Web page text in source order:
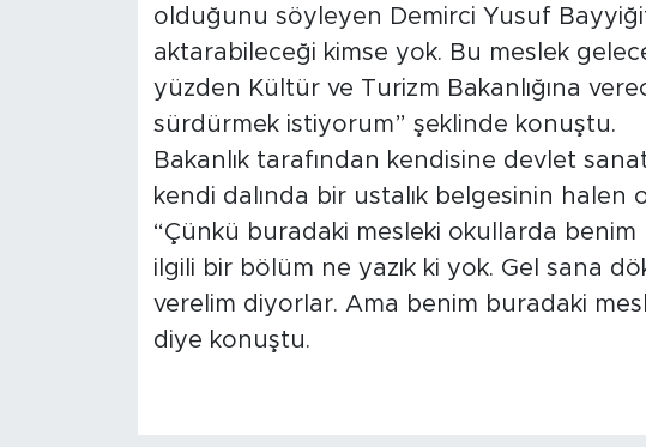
olduğunu söyleyen Demirci Yusuf
aktarabileceği kimse yok. Bu meslek
yüzden Kültür ve Turizm Bakanlığına
sürdürmek istiyorum” şeklinde konuştu.
Bakanlık tarafından kendisine devlet
kendi dalında bir ustalık belgesinin halen
“Çünkü buradaki mesleki okullarda benim
ilgili bir bölüm ne yazık ki yok. Gel sana
verelim diyorlar. Ama benim buradaki
diye konuştu.